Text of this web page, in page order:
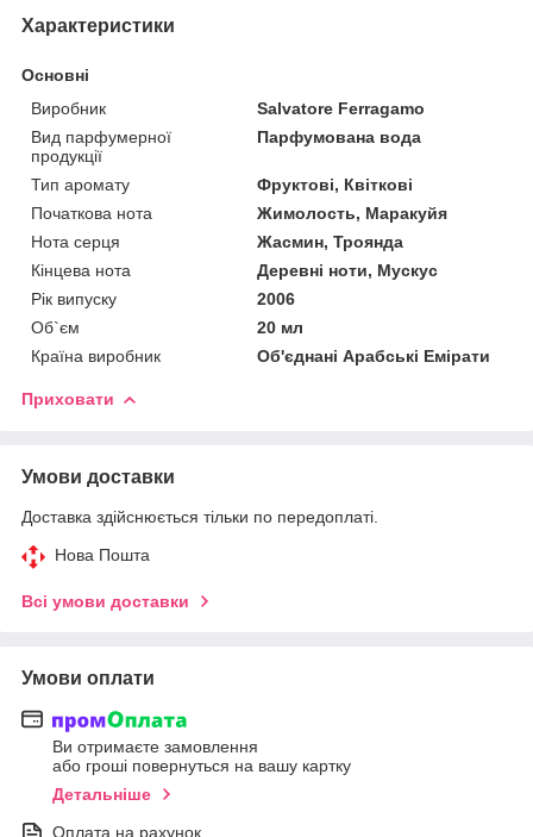
Характеристики
Основні
Виробник
Salvatore Ferragamo
Вид парфумерної
продукції
Парфумована вода
Тип аромату
Фруктові, Квіткові
Початкова нота
Жимолость, Маракуйя
Нота серця
Жасмин, Троянда
Кінцева нота
Деревні ноти, Мускус
Рік випуску
2006
Об`єм
20 мл
Країна виробник
Об'єднані Арабські Емірати
Приховати
Умови доставки
Доставка здійснюється тільки по передоплаті.
Нова Пошта
Всі умови доставки
Умови оплати
Ви отримаєте замовлення
або гроші повернуться на вашу картку
Детальніше
Оплата на рахунок